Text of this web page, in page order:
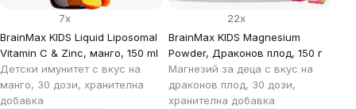
BrainMax KIDS Liquid Liposomal
Vitamin C & Zinc, манго, 150 ml
Детски имунитет с вкус на
манго, 30 дози, хранителна
добавка
7x
BrainMax KIDS Magnesium
Powder, Драконов плод, 150 г
Магнезий за деца с вкус на
драконов плод, 30 дози,
хранителна добавка
22x